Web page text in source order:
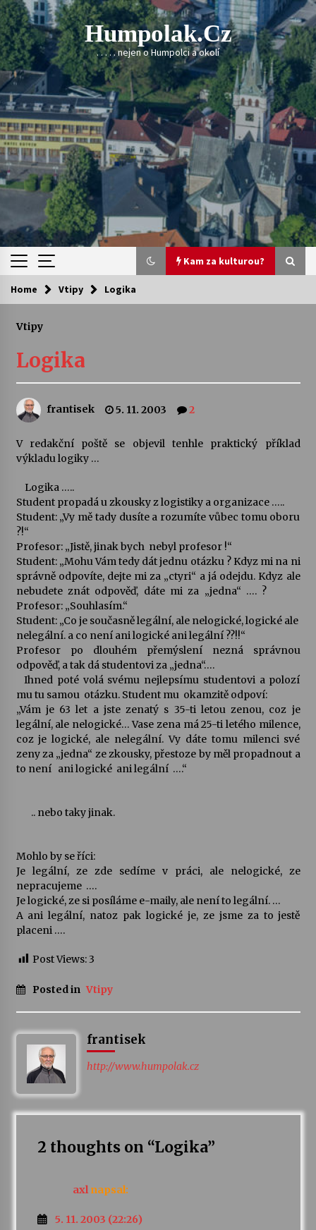
Skip
to
content
Humpolak.cz
. . . . . nejen o Humpolci a okolí
Kam za kulturou?
Kam za kulturou?
Vernisáž výstavy Josefíny Duškové: Stávám se
kapkou
šedesátka: 28. 7.–1. 8. 2026
28. 7. 2026
Letní koncerty ve Stromovce: Kolchoz a
Jenakaši
28. 7. 2026
Votavžatský ploty
23. 7. 2026
Letní koncerty ve Stromovce: Rufus Miller
22. 7. 2026
17. 7. 2026
14. 7. 2026
Za kulturou kousek za Humpolec. V Želivě ožije
Želiv
3. 7. 2026
Petr Adamec – Malovaný svět
30. 6. 2026
Home Vtipy Logika
Vtipy
Logika
frantisek 5. 11. 2003 2
V redakční poště se objevil tenhle praktický příklad
výkladu logiky …
Logika …..
Student propadá u zkousky z logistiky a organizace …..
Student: „Vy mě tady dusíte a rozumíte vůbec tomu oboru
?!“
Profesor: „Jistě, jinak bych nebyl profesor !“
Student: „Mohu Vám tedy dát jednu otázku ? Kdyz mi na ni
správně odpovíte, dejte mi za „ctyri“ a já odejdu. Kdyz ale
nebudete znát odpověď, dáte mi za „jedna“ …. ?
Profesor: „Souhlasím.“
Student: „Co je současně legální, ale nelogické, logické ale
nelegální. a co není ani logické ani legální ??!!“
Profesor po dlouhém přemýslení nezná správnou
odpověď, a tak dá studentovi za „jedna“….
Ihned poté volá svému nejlepsímu studentovi a polozí
mu tu samou otázku. Student mu okamzitě odpoví:
„Vám je 63 let a jste zenatý s 35-ti letou zenou, coz je
legální, ale nelogické… Vase zena má 25-ti letého milence,
coz je logické, ale nelegální. Vy dáte tomu milenci své
zeny za „jedna“ ze zkousky, přestoze by měl propadnout a
to není ani logické ani legální ….“
.. nebo taky jinak.
Mohlo by se říci:
Je legální, ze zde sedíme v práci, ale nelogické, ze
nepracujeme ….
Je logické, ze si posíláme e-maily, ale není to legální. …
A ani legální, natoz pak logické je, ze jsme za to jestě
placeni ….
Post Views:3
Posted in Vtipy
frantisek
http://www.humpolak.cz
2 thoughts on “Logika”
axl napsal:
5. 11. 2003 (22:26)